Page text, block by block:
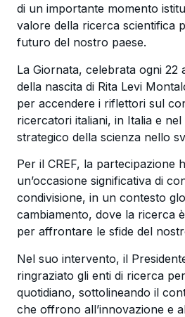
di un importante momento
valore della ricerca scientifica
futuro del nostro paese.
La Giornata, celebrata ogni 22
della nascita di Rita Levi
per accendere i riflettori sul
ricercatori italiani, in Italia e
strategico della scienza nello
Per il CREF, la partecipazione
un’occasione significativa di
condivisione, in un contesto
cambiamento, dove la ricerca
per affrontare le sfide del
Nel suo intervento, il
ringraziato gli enti di ricerca
quotidiano, sottolineando il
che offrono all’innovazione e